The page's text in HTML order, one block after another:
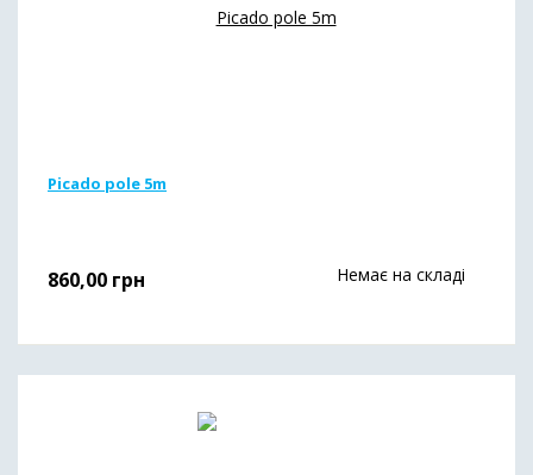
Picado pole 5m
860,00 грн Немає на складі